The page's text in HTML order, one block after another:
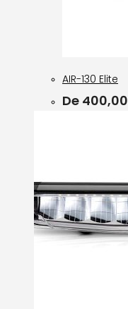
AIR-130 Elite
De 400,00